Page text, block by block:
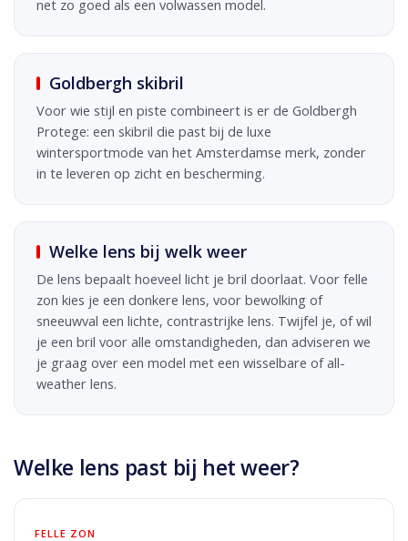
net zo goed als een volwassen model.
Goldbergh skibril
Voor wie stijl en piste combineert is er de Goldbergh
Protege: een skibril die past bij de luxe
wintersportmode van het Amsterdamse merk, zonder
in te leveren op zicht en bescherming.
Welke lens bij welk weer
De lens bepaalt hoeveel licht je bril doorlaat. Voor felle
zon kies je een donkere lens, voor bewolking of
sneeuwval een lichte, contrastrijke lens. Twijfel je, of wil
je een bril voor alle omstandigheden, dan adviseren we
je graag over een model met een wisselbare of all-
weather lens.
Welke lens past bij het weer?
FELLE ZON